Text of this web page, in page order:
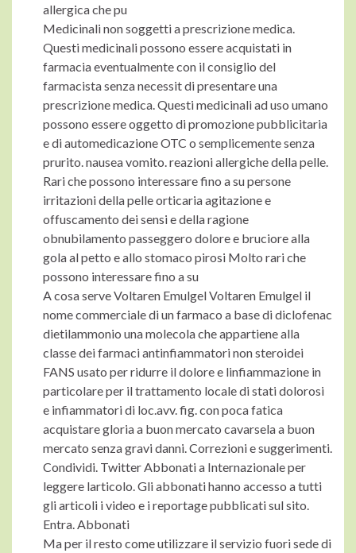
allergica che pu
Medicinali non soggetti a prescrizione medica.
Questi medicinali possono essere acquistati in
farmacia eventualmente con il consiglio del
farmacista senza necessit di presentare una
prescrizione medica. Questi medicinali ad uso umano
possono essere oggetto di promozione pubblicitaria
e di automedicazione OTC o semplicemente senza
prurito. nausea vomito. reazioni allergiche della pelle.
Rari che possono interessare fino a su persone
irritazioni della pelle orticaria agitazione e
offuscamento dei sensi e della ragione
obnubilamento passeggero dolore e bruciore alla
gola al petto e allo stomaco pirosi Molto rari che
possono interessare fino a su
A cosa serve Voltaren Emulgel Voltaren Emulgel il
nome commerciale di un farmaco a base di diclofenac
dietilammonio una molecola che appartiene alla
classe dei farmaci antinfiammatori non steroidei
FANS usato per ridurre il dolore e linfiammazione in
particolare per il trattamento locale di stati dolorosi
e infiammatori di loc.avv. fig. con poca fatica
acquistare gloria a buon mercato cavarsela a buon
mercato senza gravi danni. Correzioni e suggerimenti.
Condividi. Twitter Abbonati a Internazionale per
leggere larticolo. Gli abbonati hanno accesso a tutti
gli articoli i video e i reportage pubblicati sul sito.
Entra. Abbonati
Ma per il resto come utilizzare il servizio fuori sede di